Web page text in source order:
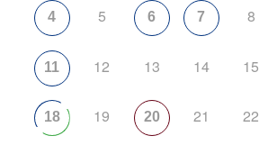
4 5 6 7 8
11 12 13 14 15
18 19 20 21 22